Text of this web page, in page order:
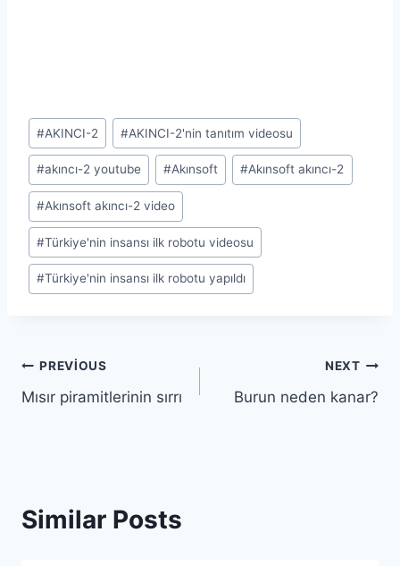
Post
Tags:
#AKINCI-2 #AKINCI-2'nin tanıtım videosu
#akıncı-2 youtube #Akınsoft #Akınsoft akıncı-2
#Akınsoft akıncı-2 video
#Türkiye'nin insansı ilk robotu videosu
#Türkiye'nin insansı ilk robotu yapıldı
Yazı
gezinmesi
PREVIOUS
Mısır piramitlerinin sırrı
NEXT
Burun neden kanar?
Similar Posts